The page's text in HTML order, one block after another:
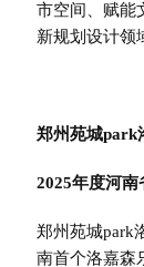
市空间、赋能
新规划设计领
郑州苑城park
2025年度河
郑州苑城park
南首个洛嘉森